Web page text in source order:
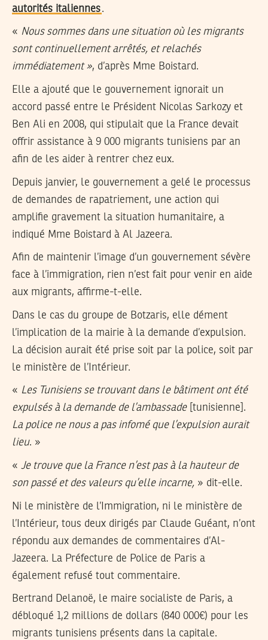
autorités italiennes.
« Nous sommes dans une situation où les migrants
sont continuellement arrêtés, et relachés
immédiatement », d’après Mme Boistard.
Elle a ajouté que le gouvernement ignorait un
accord passé entre le Président Nicolas Sarkozy et
Ben Ali en 2008, qui stipulait que la France devait
offrir assistance à 9 000 migrants tunisiens par an
afin de les aider à rentrer chez eux.
Depuis janvier, le gouvernement a gelé le processus
de demandes de rapatriement, une action qui
amplifie gravement la situation humanitaire, a
indiqué Mme Boistard à Al Jazeera.
Afin de maintenir l’image d’un gouvernement sévère
face à l’immigration, rien n’est fait pour venir en aide
aux migrants, affirme-t-elle.
Dans le cas du groupe de Botzaris, elle dément
l’implication de la mairie à la demande d’expulsion.
La décision aurait été prise soit par la police, soit par
le ministère de l’Intérieur.
« Les Tunisiens se trouvant dans le bâtiment ont été
expulsés à la demande de l’ambassade[tunisienne].
La police ne nous a pas infomé que l’expulsion aurait
lieu. »
« Je trouve que la France n’est pas à la hauteur de
son passé et des valeurs qu’elle incarne, » dit-elle.
Ni le ministère de l’Immigration, ni le ministère de
l’Intérieur, tous deux dirigés par Claude Guéant, n’ont
répondu aux demandes de commentaires d’Al-
Jazeera. La Préfecture de Police de Paris a
également refusé tout commentaire.
Bertrand Delanoë, le maire socialiste de Paris, a
débloqué 1,2 millions de dollars (840 000€) pour les
migrants tunisiens présents dans la capitale.